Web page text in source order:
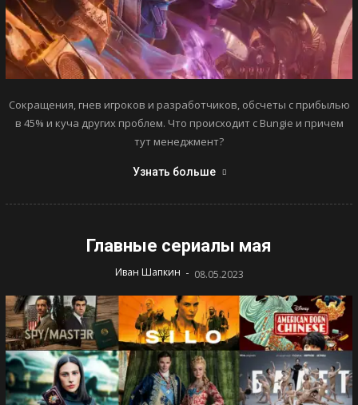
Сокращения, гнев игроков и разработчиков, обсчеты с прибылью
в 45% и куча других проблем. Что происходит с Bungie и причем
тут менеджмент?
Узнать больше
Главные сериалы мая
Иван Шапкин - 08.05.2023